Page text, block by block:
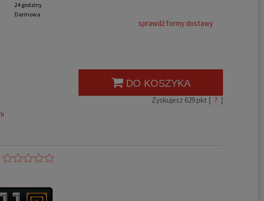
24 godziny
Darmowa
sprawdź formy dostawy
DO KOSZYKA
Zyskujesz 629pkt [ ? ]